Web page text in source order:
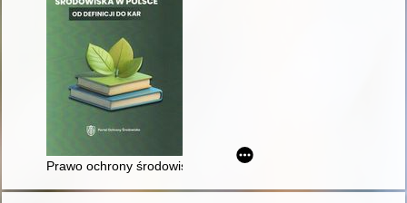
Prawo ochrony środowiska w Polsce : od definicji do kar